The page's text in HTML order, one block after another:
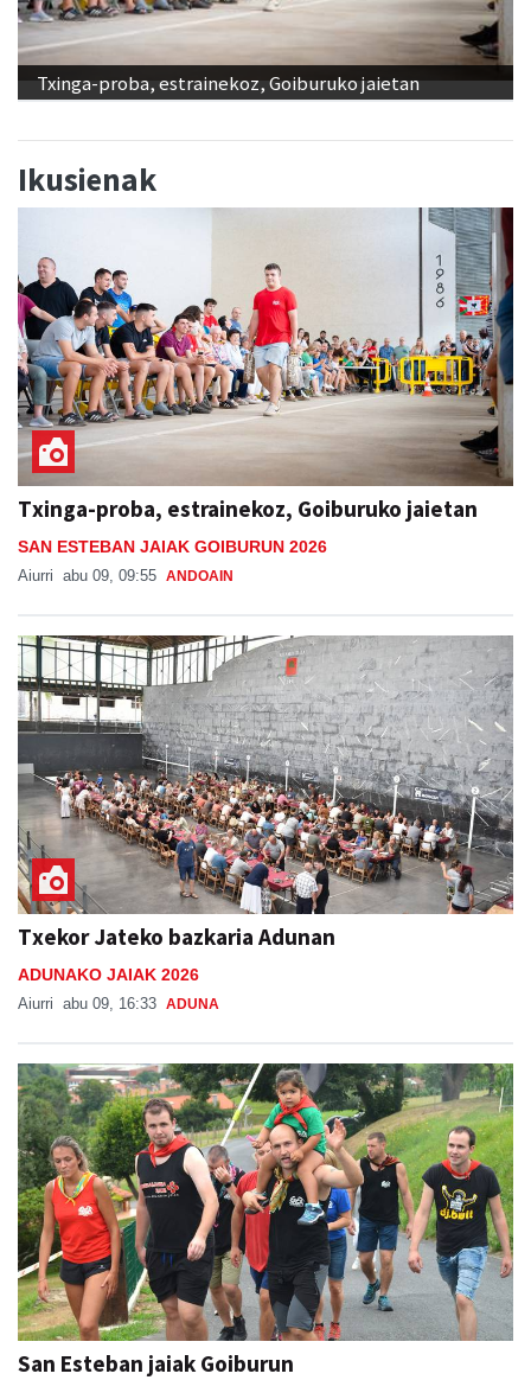
Txinga-proba, estrainekoz, Goiburuko jaietan
Ikusienak
Txinga-proba, estrainekoz, Goiburuko jaietan
SAN ESTEBAN JAIAK GOIBURUN 2026
Aiurri abu 09, 09:55 ANDOAIN
Txekor Jateko bazkaria Adunan
ADUNAKO JAIAK 2026
Aiurri abu 09, 16:33 ADUNA
San Esteban jaiak Goiburun